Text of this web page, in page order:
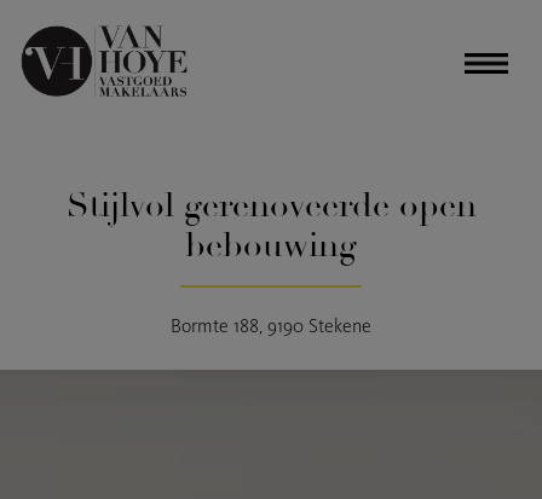
Stijlvol gerenoveerde open
bebouwing
Bormte 188, 9190 Stekene